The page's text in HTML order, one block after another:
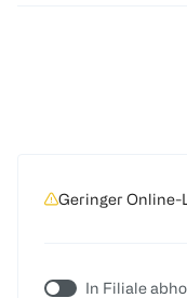
Geringer Online-
In Filiale